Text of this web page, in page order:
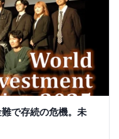
で存続の危機。未